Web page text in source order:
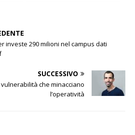
investe 290 milioni nel campus dati
SUCCESSIVO
che minacciano
l’operatività